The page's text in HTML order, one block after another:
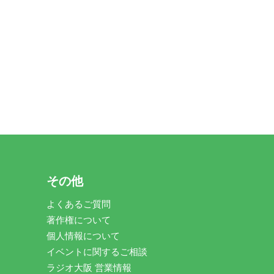
その他
よくあるご質問
著作権について
個人情報について
イベントに関するご相談
ラジオ大阪 営業情報